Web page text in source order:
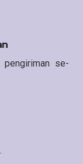
pengiriman se-